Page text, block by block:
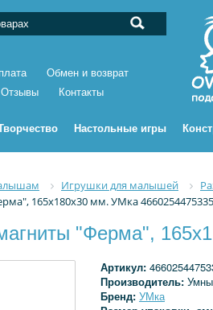
Обмен и возврат
Отзывы Контакты
Настольные игры
Игрушки для малышей
165х180х30 мм. УМка 4660254475335
"Ферма",
Артикул:
Производитель:
Бренд: УМка